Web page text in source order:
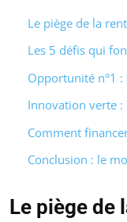
Le piège de la
Les 5 défis qui
Opportunité n°1 :
Innovation verte
Comment
Conclusion : le
Le piège de